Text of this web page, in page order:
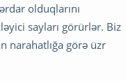
olduqlarını
sayları görürlər. Biz
narahatlığa görə üzr